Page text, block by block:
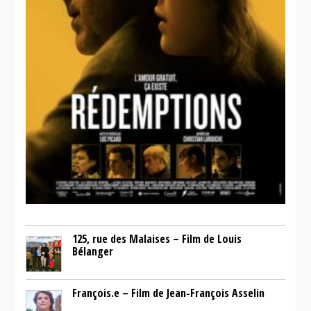
125, rue des Malaises – Film de Louis
Bélanger
François.e – Film de Jean-François Asselin